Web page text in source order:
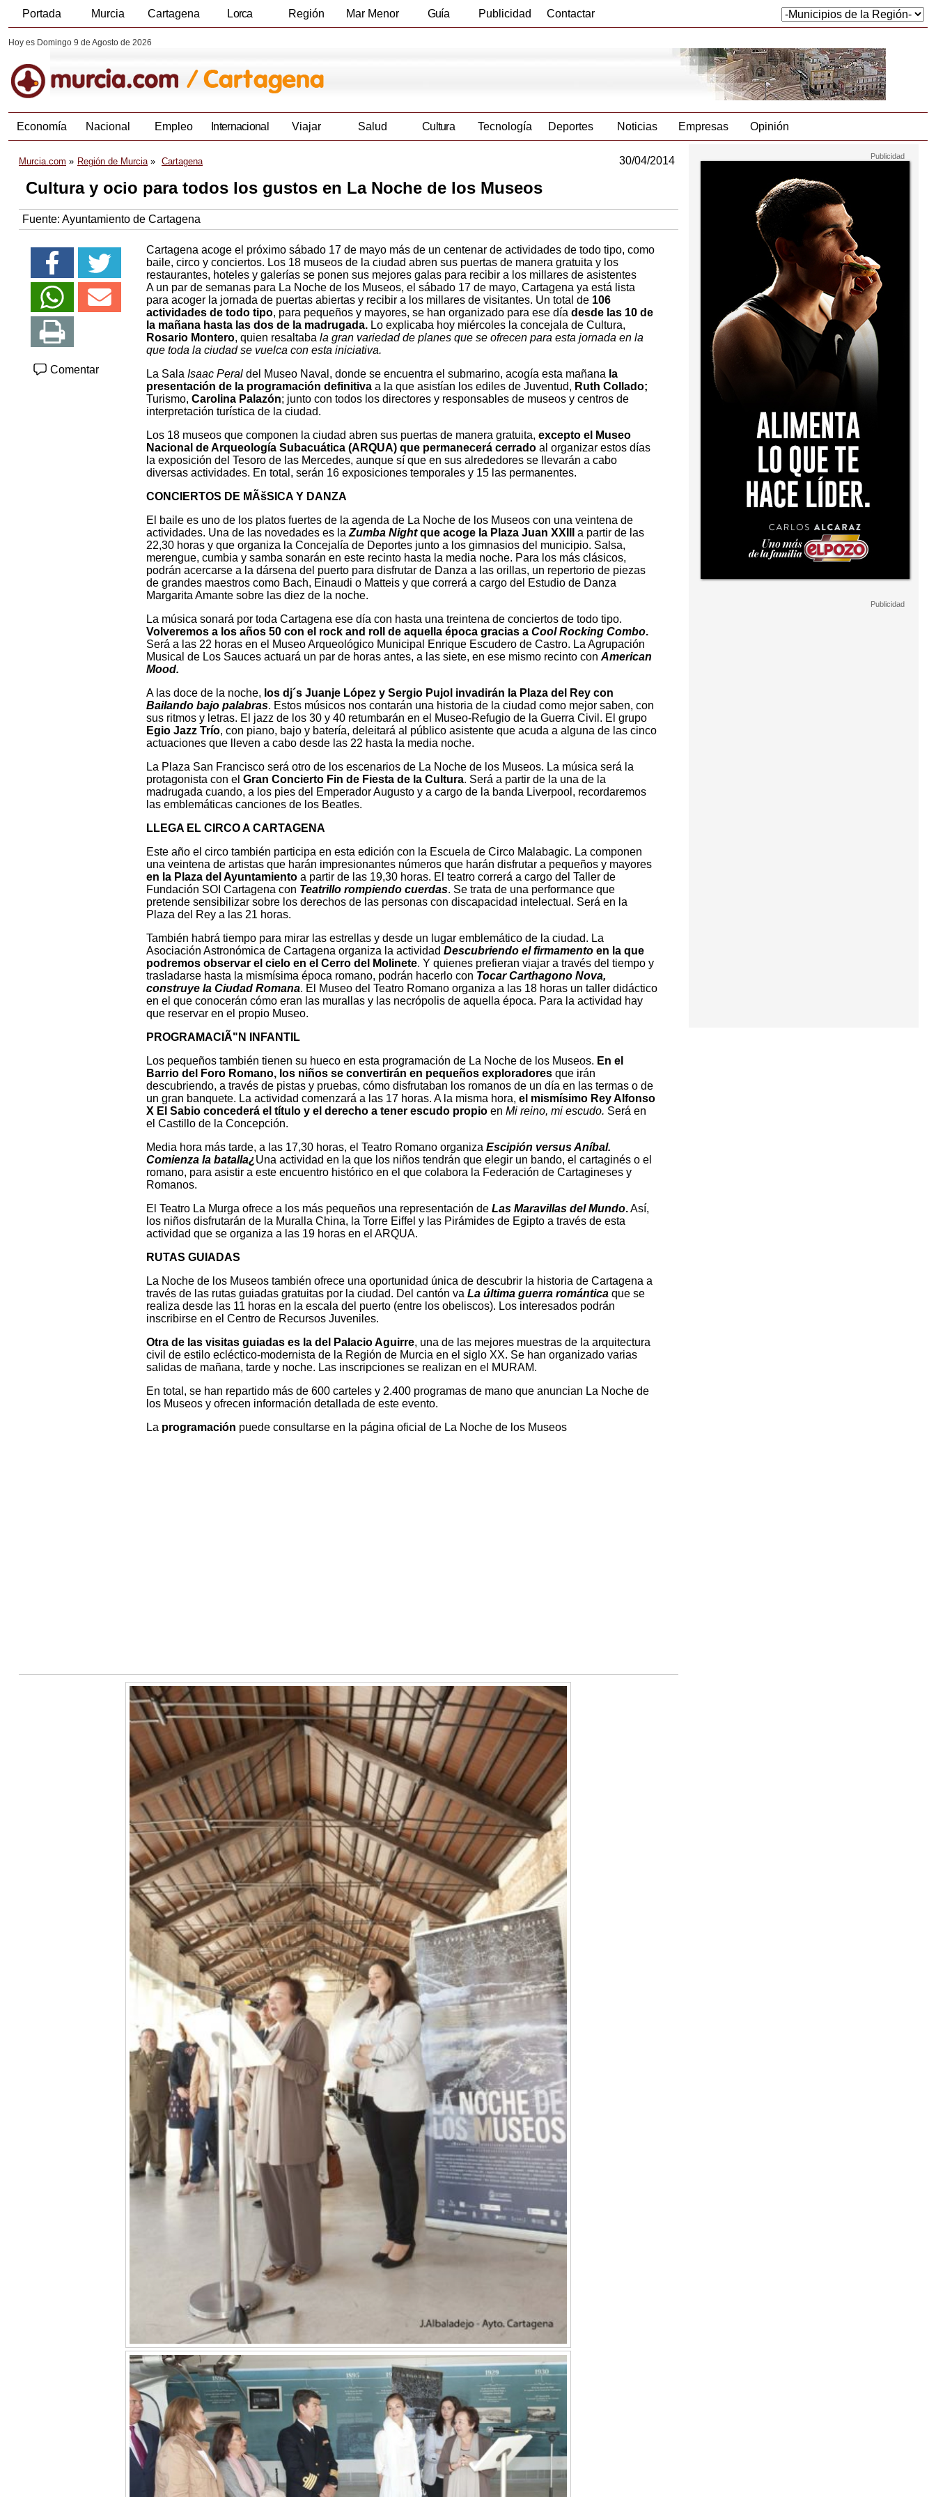
Portada Murcia Cartagena Lorca Región Mar Menor Guía Publicidad Contactar
Hoy es Domingo 9 de Agosto de 2026
Economía Nacional Empleo Internacional Viajar Salud Cultura Tecnología Deportes Noticias Empresas Opinión
Murcia.com Región de Murcia Cartagena 30/04/2014
Cultura y ocio para todos los gustos en La Noche de los Museos
Fuente: Ayuntamiento de Cartagena
Comentar
Cartagena acoge el próximo sábado 17 de mayo más de un centenar de actividades de todo tipo, como
baile, circo y conciertos. Los 18 museos de la ciudad abren sus puertas de manera gratuita y los
restaurantes, hoteles y galerías se ponen sus mejores galas para recibir a los millares de asistentes
A un par de semanas para La Noche de los Museos, el sábado 17 de mayo, Cartagena ya está lista
para acoger la jornada de puertas abiertas y recibir a los millares de visitantes. Un total de 106
actividades de todo tipo, para pequeños y mayores, se han organizado para ese día desde las 10 de
la mañana hasta las dos de la madrugada. Lo explicaba hoy miércoles la concejala de Cultura,
Rosario Montero, quien resaltaba la gran variedad de planes que se ofrecen para esta jornada en la
que toda la ciudad se vuelca con esta iniciativa.
La Sala Isaac Peraldel Museo Naval, donde se encuentra el submarino, acogía esta mañana la
presentación de la programación definitiva a la que asistían los ediles de Juventud, Ruth Collado;
Turismo, Carolina Palazón; junto con todos los directores y responsables de museos y centros de
interpretación turística de la ciudad.
Los 18 museos que componen la ciudad abren sus puertas de manera gratuita, excepto el Museo
Nacional de Arqueología Subacuática (ARQUA) que permanecerá cerrado al organizar estos días
la exposición del Tesoro de las Mercedes, aunque sí que en sus alrededores se llevarán a cabo
diversas actividades. En total, serán 16 exposiciones temporales y 15 las permanentes.
CONCIERTOS DE MÃšSICA Y DANZA
El baile es uno de los platos fuertes de la agenda de La Noche de los Museos con una veintena de
actividades. Una de las novedades es la Zumba Night que acoge la Plaza Juan XXIII
a partir de las
22,30 horas y que organiza la Concejalía de Deportes junto a los gimnasios del municipio. Salsa,
merengue, cumbia y samba sonarán en este recinto hasta la media noche. Para los más clásicos,
podrán acercarse a la dársena del puerto para disfrutar de Danza a las orillas, un repertorio de piezas
de grandes maestros como Bach, Einaudi o Matteis y que correrá a cargo del Estudio de Danza
Margarita Amante sobre las diez de la noche.
La música sonará por toda Cartagena ese día con hasta una treintena de conciertos de todo tipo.
Volveremos a los años 50 con el rock and roll de aquella época gracias a Cool Rocking Combo.
Será a las 22 horas en el Museo Arqueológico Municipal Enrique Escudero de Castro. La Agrupación
Musical de Los Sauces actuará un par de horas antes, a las siete, en ese mismo recinto con American
Mood.
A las doce de la noche, los dj´s Juanje López y Sergio Pujol invadirán la Plaza del Rey con
Bailando bajo palabras. Estos músicos nos contarán una historia de la ciudad como mejor saben, con
sus ritmos y letras. El jazz de los 30 y 40 retumbarán en el Museo-Refugio de la Guerra Civil. El grupo
Egio Jazz Trío, con piano, bajo y batería, deleitará al público asistente que acuda a alguna de las cinco
actuaciones que lleven a cabo desde las 22 hasta la media noche.
La Plaza San Francisco será otro de los escenarios de La Noche de los Museos. La música será la
protagonista con el Gran Concierto Fin de Fiesta de la Cultura. Será a partir de la una de la
madrugada cuando, a los pies del Emperador Augusto y a cargo de la banda Liverpool, recordaremos
las emblemáticas canciones de los Beatles.
LLEGA EL CIRCO A CARTAGENA
Este año el circo también participa en esta edición con la Escuela de Circo Malabagic. La componen
una veintena de artistas que harán impresionantes números que harán disfrutar a pequeños y mayores
en la Plaza del Ayuntamiento a partir de las 19,30 horas. El teatro correrá a cargo del Taller de
Fundación SOI Cartagena con Teatrillo rompiendo cuerdas. Se trata de una performance que
pretende sensibilizar sobre los derechos de las personas con discapacidad intelectual. Será en la
Plaza del Rey a las 21 horas.
También habrá tiempo para mirar las estrellas y desde un lugar emblemático de la ciudad. La
Asociación Astronómica de Cartagena organiza la actividad Descubriendo el firmamento en la que
podremos observar el cielo en el Cerro del Molinete. Y quienes prefieran viajar a través del tiempo y
trasladarse hasta la mismísima época romano, podrán hacerlo con Tocar Carthagono Nova,
construye la Ciudad Romana. El Museo del Teatro Romano organiza a las 18 horas un taller didáctico
en el que conocerán cómo eran las murallas y las necrópolis de aquella época. Para la actividad hay
que reservar en el propio Museo.
PROGRAMACIÃ"N INFANTIL
Los pequeños también tienen su hueco en esta programación de La Noche de los Museos. En el
Barrio del Foro Romano, los niños se convertirán en pequeños exploradoresque irán
descubriendo, a través de pistas y pruebas, cómo disfrutaban los romanos de un día en las termas o de
un gran banquete. La actividad comenzará a las 17 horas. A la misma hora, el mismísimo Rey Alfonso
X El Sabio concederá el título y el derecho a tener escudo propio en Mi reino, mi escudo. Será en
el Castillo de la Concepción.
Media hora más tarde, a las 17,30 horas, el Teatro Romano organiza Escipión versus Aníbal.
Comienza la batalla¿Una actividad en la que los niños tendrán que elegir un bando, el cartaginés o el
romano, para asistir a este encuentro histórico en el que colabora la Federación de Cartagineses y
Romanos.
El Teatro La Murga ofrece a los más pequeños una representación de Las Maravillas del Mundo.Así,
los niños disfrutarán de la Muralla China, la Torre Eiffel y las Pirámides de Egipto a través de esta
actividad que se organiza a las 19 horas en el ARQUA.
RUTAS GUIADAS
La Noche de los Museos también ofrece una oportunidad única de descubrir la historia de Cartagena a
través de las rutas guiadas gratuitas por la ciudad. Del cantón va La última guerra románticaque se
realiza desde las 11 horas en la escala del puerto (entre los obeliscos). Los interesados podrán
inscribirse en el Centro de Recursos Juveniles.
Otra de las visitas guiadas es la del Palacio Aguirre, una de las mejores muestras de la arquitectura
civil de estilo ecléctico-modernista de la Región de Murcia en el siglo XX. Se han organizado varias
salidas de mañana, tarde y noche. Las inscripciones se realizan en el MURAM.
En total, se han repartido más de 600 carteles y 2.400 programas de mano que anuncian La Noche de
los Museos y ofrecen información detallada de este evento.
La programación puede consultarse en la página oficial de La Noche de los Museos